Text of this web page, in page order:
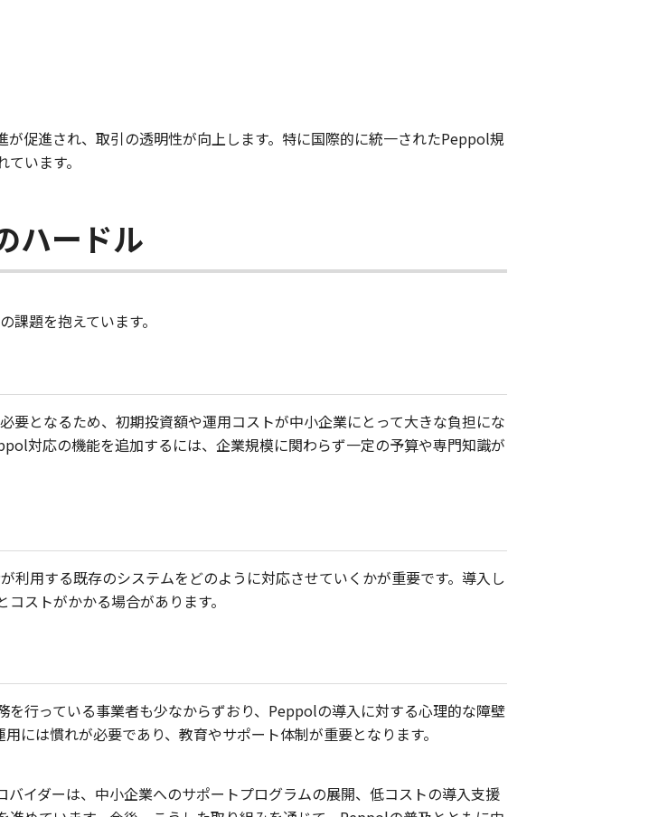
促進され、取引の透明性が向上します。特に国際的に統一されたPeppol規
います。
ハードル
題を抱えています。
となるため、初期投資額や運用コストが中小企業にとって大きな負担にな
対応の機能を追加するには、企業規模に関わらず一定の予算や専門知識が
用する既存のシステムをどのように対応させていくかが重要です。導入し
ストがかかる場合があります。
行っている事業者も少なからずおり、Peppolの導入に対する心理的な障壁
には慣れが必要であり、教育やサポート体制が重要となります。
イダーは、中小企業へのサポートプログラムの展開、低コストの導入支援